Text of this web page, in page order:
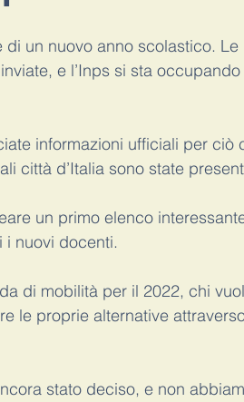
scuole a settembre covid
di un nuovo anno scolastico.
e l’Inps si sta
informazioni ufficiali per ciò
città d’Italia sono state
un primo elenco
i nuovi docenti.
di mobilità per il 2022, chi
le proprie alternative
stato deciso, e non